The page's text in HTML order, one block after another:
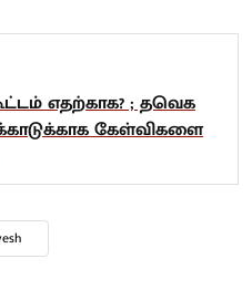
எதற்காக? ; தவெக
கேள்விகளை